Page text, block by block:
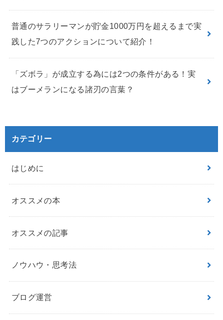
普通のサラリーマンが貯金1000万円を超えるまで実
践した7つのアクションについて紹介！
「ズボラ」が成立する為には2つの条件がある！実
はブーメランになる諸刃の言葉？
カテゴリー
はじめに
オススメの本
オススメの記事
ノウハウ・思考法
ブログ運営